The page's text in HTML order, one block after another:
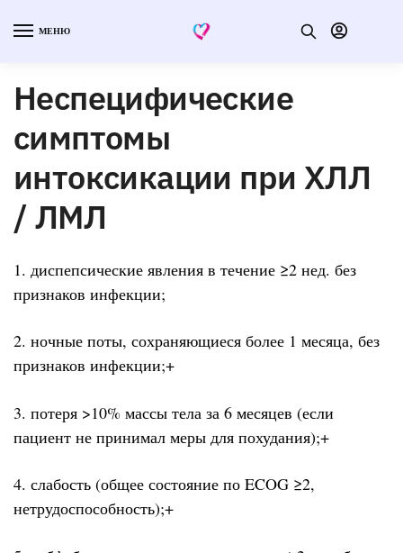
МЕНЮ
Неспецифические
симптомы
интоксикации при ХЛЛ
/ ЛМЛ
1. диспепсические явления в течение ≥2 нед. без
признаков инфекции;
2. ночные поты, сохраняющиеся более 1 месяца, без
признаков инфекции;+
3. потеря >10% массы тела за 6 месяцев (если
пациент не принимал меры для похудания);+
4. слабость (общее состояние по ECOG ≥2,
нетрудоспособность);+